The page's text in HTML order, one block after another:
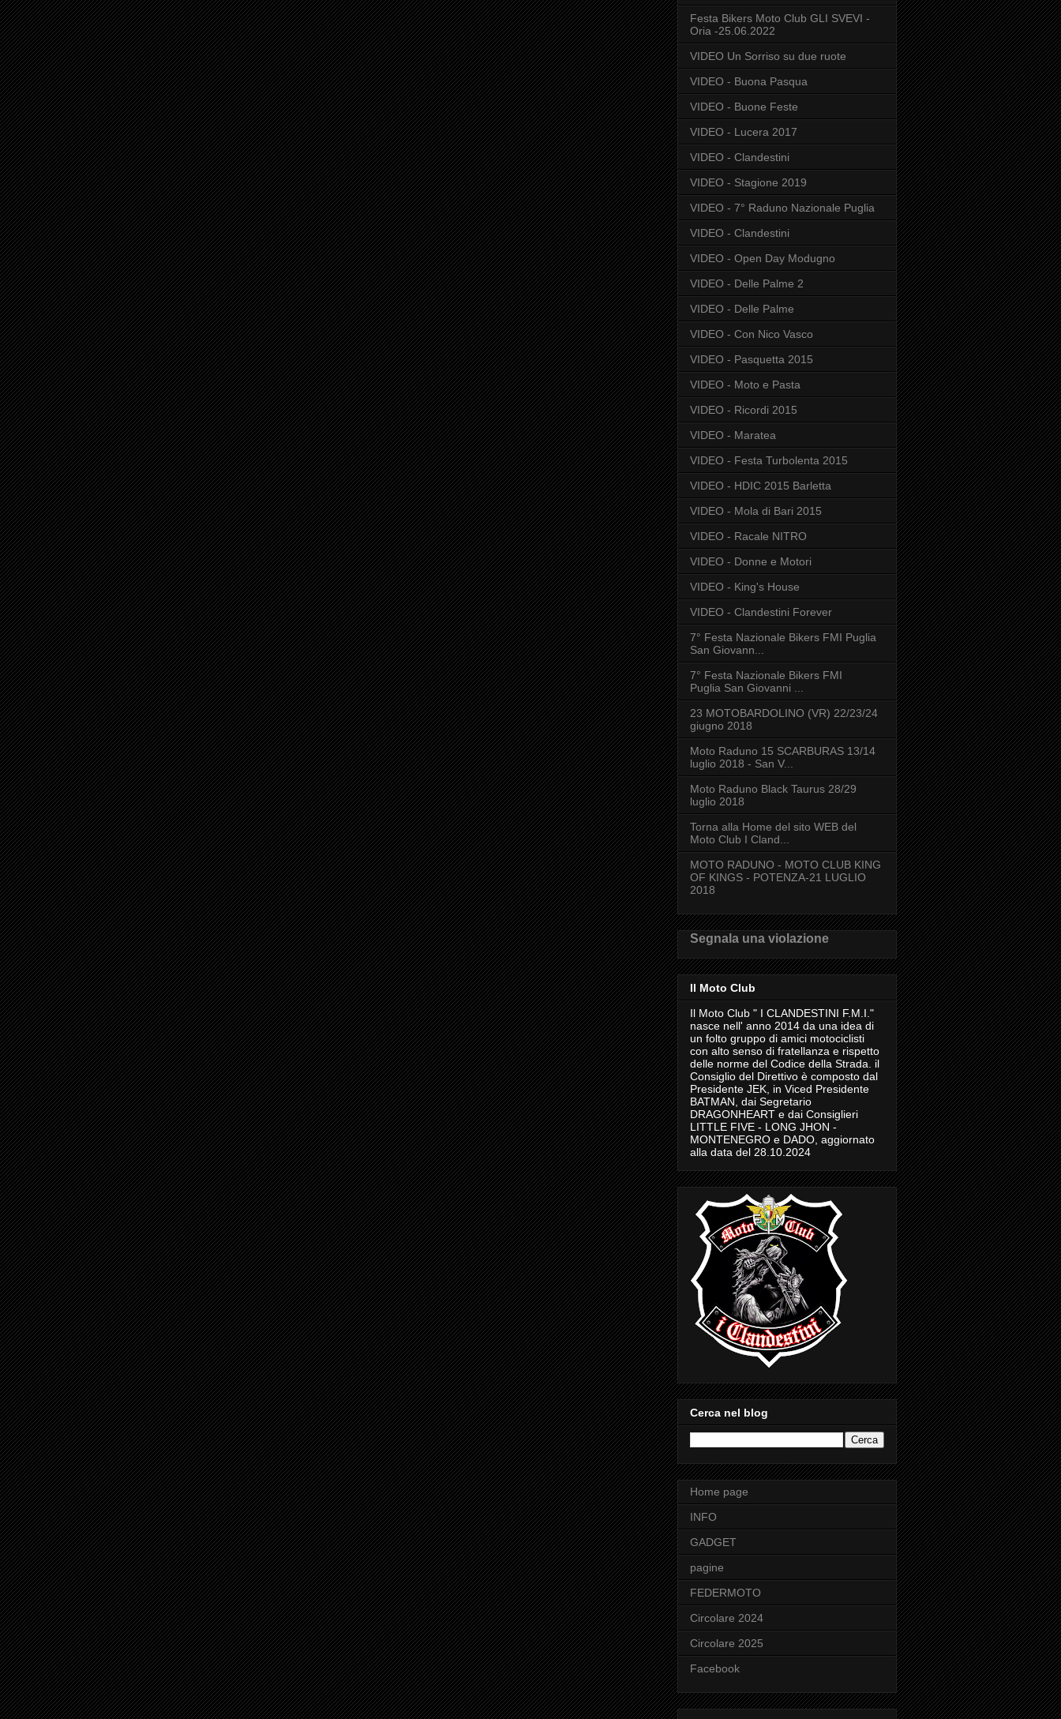
Festa Bikers Moto Club GLI SVEVI -
Oria -25.06.2022
VIDEO Un Sorriso su due ruote
VIDEO - Buona Pasqua
VIDEO - Buone Feste
VIDEO - Lucera 2017
VIDEO - Clandestini
VIDEO - Stagione 2019
VIDEO - 7° Raduno Nazionale Puglia
VIDEO - Clandestini
VIDEO - Open Day Modugno
VIDEO - Delle Palme 2
VIDEO - Delle Palme
VIDEO - Con Nico Vasco
VIDEO - Pasquetta 2015
VIDEO - Moto e Pasta
VIDEO - Ricordi 2015
VIDEO - Maratea
VIDEO - Festa Turbolenta 2015
VIDEO - HDIC 2015 Barletta
VIDEO - Mola di Bari 2015
VIDEO - Racale NITRO
VIDEO - Donne e Motori
VIDEO - King's House
VIDEO - Clandestini Forever
7° Festa Nazionale Bikers FMI Puglia
San Giovann...
7° Festa Nazionale Bikers FMI
Puglia San Giovanni ...
23 MOTOBARDOLINO (VR) 22/23/24
giugno 2018
Moto Raduno 15 SCARBURAS 13/14
luglio 2018 - San V...
Moto Raduno Black Taurus 28/29
luglio 2018
Torna alla Home del sito WEB del
Moto Club I Cland...
MOTO RADUNO - MOTO CLUB KING
OF KINGS - POTENZA-21 LUGLIO
2018
Segnala una violazione
Il Moto Club
Il Moto Club " I CLANDESTINI F.M.I."
nasce nell' anno 2014 da una idea di
un folto gruppo di amici motociclisti
con alto senso di fratellanza e rispetto
delle norme del Codice della Strada. il
Consiglio del Direttivo è composto dal
Presidente JEK, in Viced Presidente
BATMAN, dai Segretario
DRAGONHEART e dai Consiglieri
LITTLE FIVE - LONG JHON -
MONTENEGRO e DADO, aggiornato
alla data del 28.10.2024
Cerca nel blog
Home page
INFO
GADGET
pagine
FEDERMOTO
Circolare 2024
Circolare 2025
Facebook